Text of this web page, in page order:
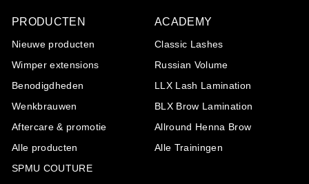
PRODUCTEN
Nieuwe producten
Wimper extensions
Benodigdheden
Wenkbrauwen
Aftercare & promotie
Alle producten
SPMU COUTURE
ACADEMY
Classic Lashes
Russian Volume
LLX Lash Lamination
BLX Brow Lamination
Allround Henna Brow
Alle Trainingen